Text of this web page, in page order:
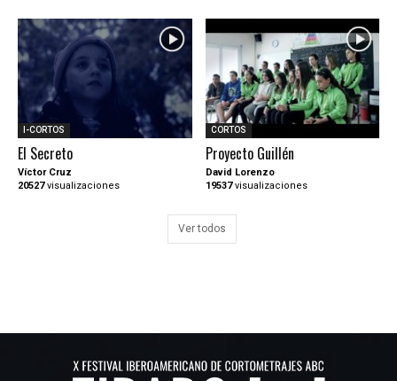
I-CORTOS
El Secreto
Víctor Cruz
20527visualizaciones
CORTOS
Proyecto Guillén
David Lorenzo
19537visualizaciones
Ver todos